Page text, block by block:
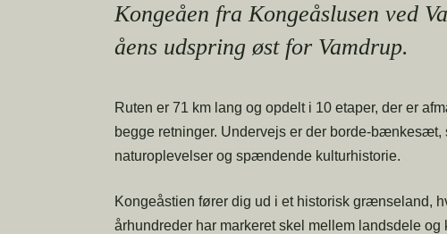
Kongeåen fra Kongeåslusen ved
åens udspring øst for Vamdrup.
Ruten er 71 km lang og opdelt i 10 etaper, der er
begge retninger. Undervejs er der borde-
naturoplevelser og spændende kulturhistorie.
Kongeåstien fører dig ud i et historisk grænseland,
århundreder har markeret skel mellem landsdele og